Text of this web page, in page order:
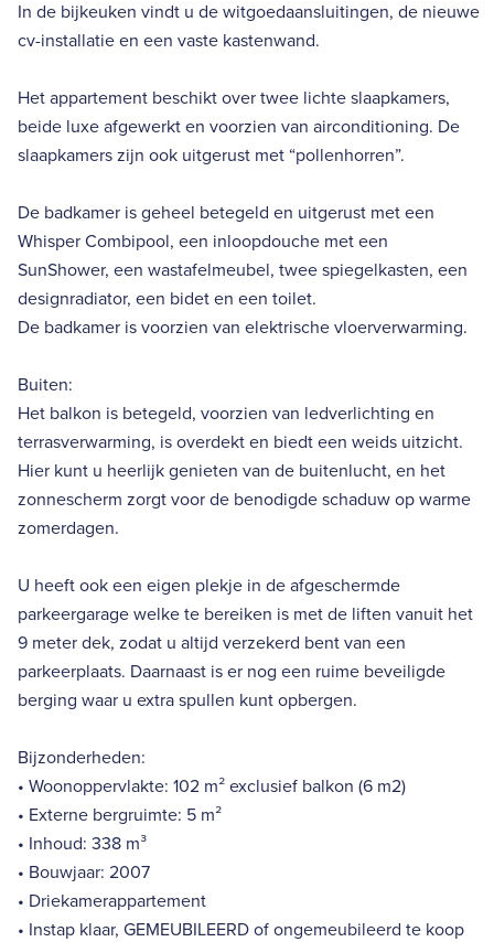
In de bijkeuken vindt u de witgoedaansluitingen, de nieuwe
cv-installatie en een vaste kastenwand.
Het appartement beschikt over twee lichte slaapkamers,
beide luxe afgewerkt en voorzien van airconditioning. De
slaapkamers zijn ook uitgerust met “pollenhorren”.
De badkamer is geheel betegeld en uitgerust met een
Whisper Combipool, een inloopdouche met een
SunShower, een wastafelmeubel, twee spiegelkasten, een
designradiator, een bidet en een toilet.
De badkamer is voorzien van elektrische vloerverwarming.
Buiten:
Het balkon is betegeld, voorzien van ledverlichting en
terrasverwarming, is overdekt en biedt een weids uitzicht.
Hier kunt u heerlijk genieten van de buitenlucht, en het
zonnescherm zorgt voor de benodigde schaduw op warme
zomerdagen.
U heeft ook een eigen plekje in de afgeschermde
parkeergarage welke te bereiken is met de liften vanuit het
9 meter dek, zodat u altijd verzekerd bent van een
parkeerplaats. Daarnaast is er nog een ruime beveiligde
berging waar u extra spullen kunt opbergen.
Bijzonderheden:
• Woonoppervlakte: 102 m² exclusief balkon (6 m2)
• Externe bergruimte: 5 m²
• Inhoud: 338 m³
• Bouwjaar: 2007
• Driekamerappartement
• Instap klaar, GEMEUBILEERD of ongemeubileerd te koop